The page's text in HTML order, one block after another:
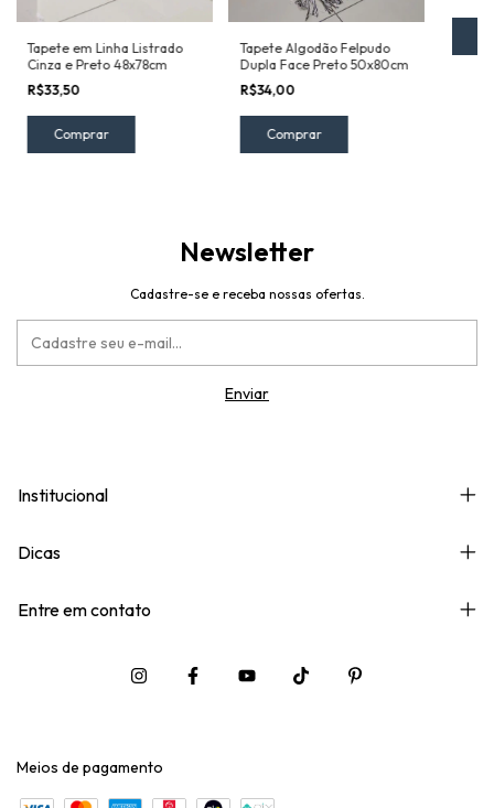
Tapete em Linha Listrado
Cinza e Preto 48x78cm
R$33,50
Tapete Algodão Felpudo
Dupla Face Preto 50x80cm
R$34,00
Newsletter
Cadastre-se e receba nossas ofertas.
Institucional
Dicas
Entre em contato
Meios de pagamento